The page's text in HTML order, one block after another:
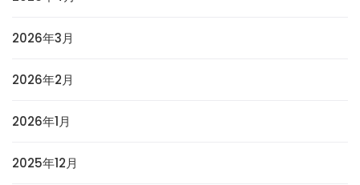
2026年3月
2026年2月
2026年1月
2025年12月